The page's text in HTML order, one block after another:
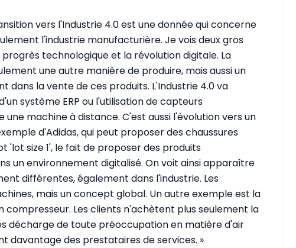
vers l'Industrie 4.0 est une donnée qui concerne
l'industrie manufacturière. Je vois deux gros
technologique et la révolution digitale. La
une autre manière de produire, mais aussi un
la vente de ces produits. L'Industrie 4.0 va
système ERP ou l'utilisation de capteurs
machine à distance. C'est aussi l'évolution vers un
d'Adidas, qui peut proposer des chaussures
'lot size 1', le fait de proposer des produits
un environnement digitalisé. On voit ainsi apparaître
différentes, également dans l'industrie. Les
mais un concept global. Un autre exemple est la
Les clients n'achètent plus seulement la
décharge de toute préoccupation en matière d'air
davantage des prestataires de services. »